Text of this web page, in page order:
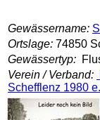
Gewässername:
Ortslage: 74850
Gewässertyp:
Verein / Verband:
Schefflenz 1980